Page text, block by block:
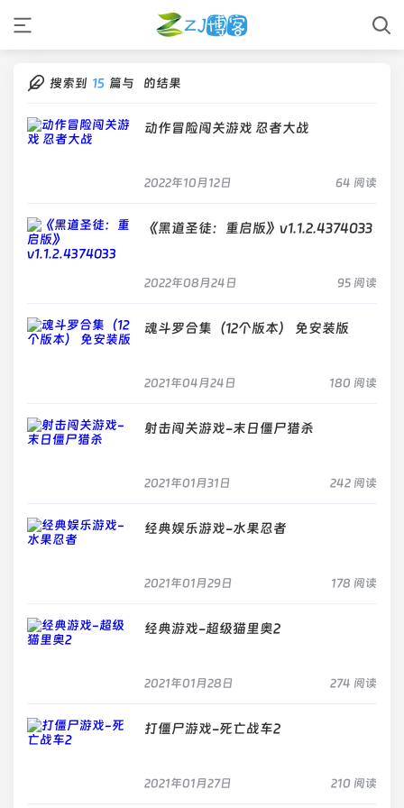
搜索到 15 篇与 的结果
动作冒险闯关游戏 忍者大战
2022年10月12日 64 阅读
《黑道圣徒：重启版》v1.1.2.4374033
2022年08月24日 95 阅读
魂斗罗合集（12个版本） 免安装版
2021年04月24日 180 阅读
射击闯关游戏-末日僵尸猎杀
2021年01月31日 242 阅读
经典娱乐游戏-水果忍者
2021年01月29日 178 阅读
经典游戏-超级猫里奥2
2021年01月28日 274 阅读
打僵尸游戏-死亡战车2
2021年01月27日 210 阅读